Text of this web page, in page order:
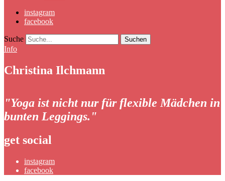
instagram
facebook
Suche
Info
Christina Ilchmann
"Yoga ist nicht nur für flexible Mädchen in
bunten Leggings."
get social
instagram
facebook